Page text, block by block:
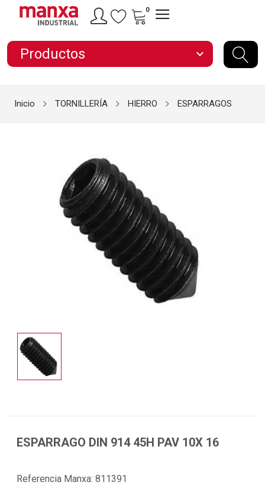
0
Productos expand_more
Inicio TORNILLERÍA HIERRO ESPARRAGOS
ESPARRAGO DIN 914 45H PAV 10X 16
Referencia Manxa: 811391